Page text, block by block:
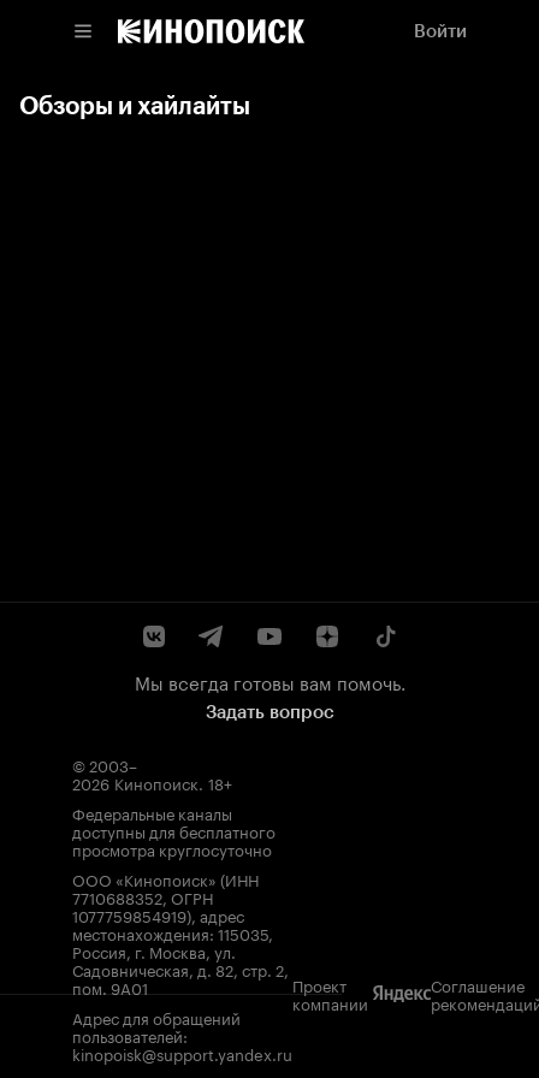
Войти
Обзоры и хайлайты
Мы всегда готовы вам помочь.
Задать вопрос
© 2003–
2026 Кинопоиск. 18+
Федеральные каналы
доступны для бесплатного
просмотра круглосуточно
ООО «Кинопоиск» (ИНН
7710688352, ОГРН
1077759854919), адрес
местонахождения: 115035,
Россия, г. Москва, ул.
Садовническая, д. 82, стр. 2,
пом. 9А01
Адрес для обращений
пользователей:
kinopoisk@support.yandex.ru
Проект
компании
Соглашение